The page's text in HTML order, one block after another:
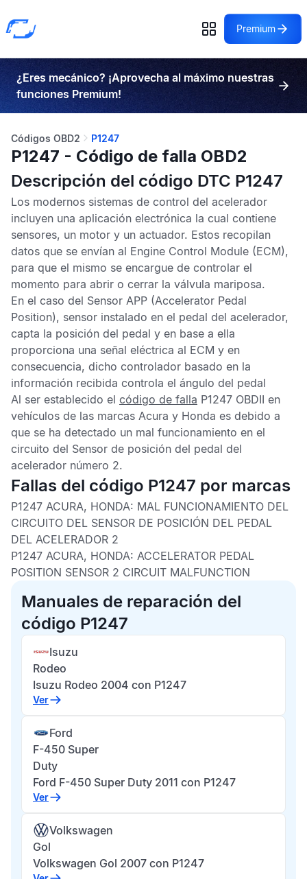
Premium
¿Eres mecánico? ¡Aprovecha al máximo nuestras
funciones Premium!
Códigos OBD2 P1247
P1247 - Código de falla OBD2
Descripción del código DTC P1247
Los modernos sistemas de control del acelerador
incluyen una aplicación electrónica la cual contiene
sensores, un motor y un actuador. Estos recopilan
datos que se envían al Engine Control Module (ECM),
para que el mismo se encargue de controlar el
momento para abrir o cerrar la válvula mariposa.
En el caso del Sensor APP (Accelerator Pedal
Position), sensor instalado en el pedal del acelerador,
capta la posición del pedal y en base a ella
proporciona una señal eléctrica al ECM y en
consecuencia, dicho controlador basado en la
información recibida controla el ángulo del pedal
Al ser establecido el código de falla P1247 OBDII en
vehículos de las marcas Acura y Honda es debido a
que se ha detectado un mal funcionamiento en el
circuito del Sensor de posición del pedal del
acelerador número 2.
Fallas del código P1247 por marcas
P1247 ACURA, HONDA: MAL FUNCIONAMIENTO DEL
CIRCUITO DEL SENSOR DE POSICIÓN DEL PEDAL
DEL ACELERADOR 2
P1247 ACURA, HONDA: ACCELERATOR PEDAL
POSITION SENSOR 2 CIRCUIT MALFUNCTION
Manuales de reparación del
código P1247
Isuzu
Rodeo
Isuzu Rodeo 2004 con P1247
Ver
Ford
F-450 Super
Duty
Ford F-450 Super Duty 2011 con P1247
Ver
Volkswagen
Gol
Volkswagen Gol 2007 con P1247